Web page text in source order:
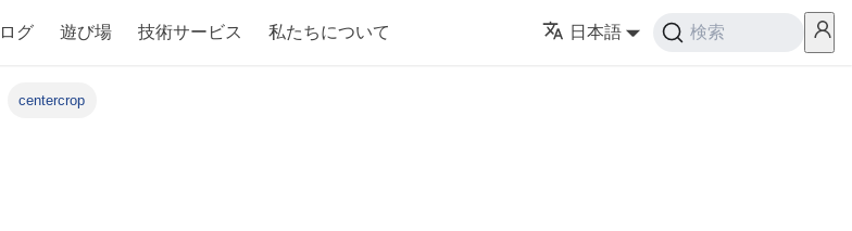
グ 遊び場 技術サービス 私たちについて 日本語 検索
centercrop